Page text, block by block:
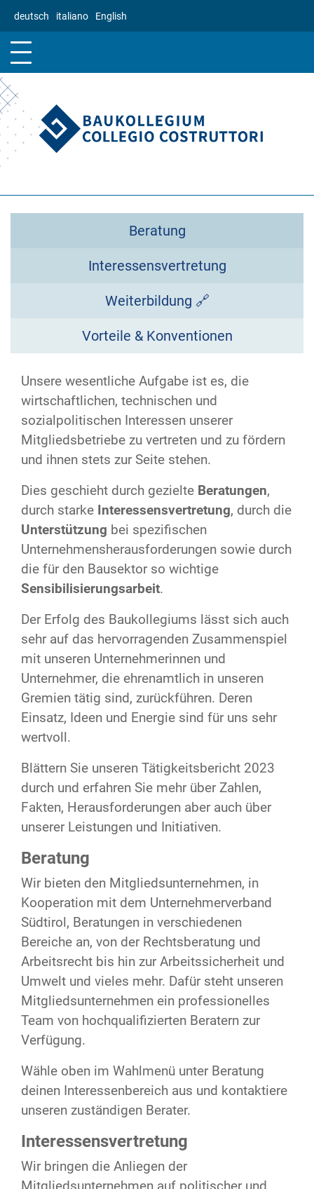
zum
deutsch italiano English
Beratung
Interessensvertretung
Weiterbildung 🔗
Vorteile & Konventionen
Unsere wesentliche Aufgabe ist es, die
wirtschaftlichen, technischen und
sozialpolitischen Interessen unserer
Mitgliedsbetriebe zu vertreten und zu fördern
und ihnen stets zur Seite stehen.
Dies geschieht durch gezielte Beratungen,
durch starke Interessensvertretung, durch die
Unterstützung bei spezifischen
Unternehmensherausforderungen sowie durch
die für den Bausektor so wichtige
Sensibilisierungsarbeit.
Der Erfolg des Baukollegiums lässt sich auch
sehr auf das hervorragenden Zusammenspiel
mit unseren Unternehmerinnen und
Unternehmer, die ehrenamtlich in unseren
Gremien tätig sind, zurückführen. Deren
Einsatz, Ideen und Energie sind für uns sehr
wertvoll.
Blättern Sie unseren Tätigkeitsbericht 2023
durch und erfahren Sie mehr über Zahlen,
Fakten, Herausforderungen aber auch über
unserer Leistungen und Initiativen.
Beratung
Wir bieten den Mitgliedsunternehmen, in
Kooperation mit dem Unternehmerverband
Südtirol, Beratungen in verschiedenen
Bereiche an, von der Rechtsberatung und
Arbeitsrecht bis hin zur Arbeitssicherheit und
Umwelt und vieles mehr. Dafür steht unseren
Mitgliedsunternehmen ein professionelles
Team von hochqualifizierten Beratern zur
Verfügung.
Wähle oben im Wahlmenü unter Beratung
deinen Interessenbereich aus und kontaktiere
unseren zuständigen Berater.
Interessensvertretung
Wir bringen die Anliegen der
Mitgliedsunternehmen auf politischer und